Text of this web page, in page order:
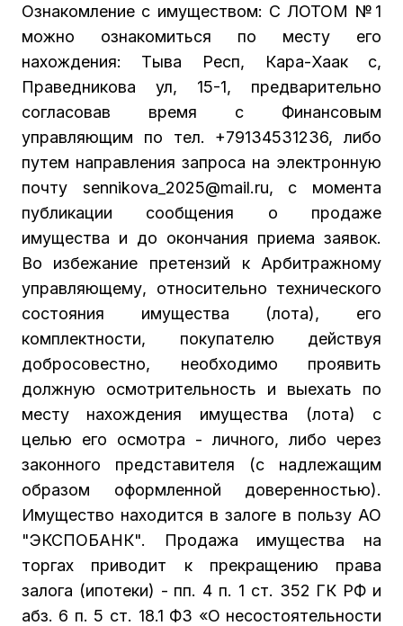
Ознакомление с имуществом: С ЛОТОМ №1
можно ознакомиться по месту его
нахождения: Тыва Респ, Кара-Хаак с,
Праведникова ул, 15-1, предварительно
согласовав время с Финансовым
управляющим по тел. +79134531236, либо
путем направления запроса на электронную
почту sennikova_2025@mail.ru, с момента
публикации сообщения о продаже
имущества и до окончания приема заявок.
Во избежание претензий к Арбитражному
управляющему, относительно технического
состояния имущества (лота), его
комплектности, покупателю действуя
добросовестно, необходимо проявить
должную осмотрительность и выехать по
месту нахождения имущества (лота) с
целью его осмотра - личного, либо через
законного представителя (с надлежащим
образом оформленной доверенностью).
Имущество находится в залоге в пользу АО
"ЭКСПОБАНК". Продажа имущества на
торгах приводит к прекращению права
залога (ипотеки) - пп. 4 п. 1 ст. 352 ГК РФ и
абз. 6 п. 5 ст. 18.1 ФЗ «О несостоятельности